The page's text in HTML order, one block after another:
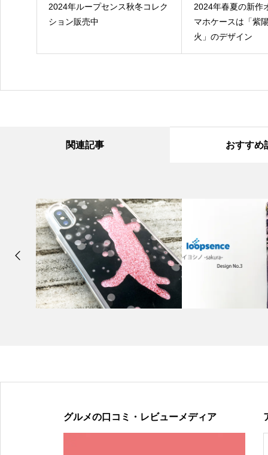
2024年ループセンス秋冬コレク
ション販売中
2024年春夏の新作
マホケースは「紫
火」のデザイン
関連記事 おすすめ
グルメの口コミ・レビューメディア